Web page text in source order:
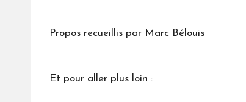
Propos recueillis par Marc Bélouis
Et pour aller plus loin :